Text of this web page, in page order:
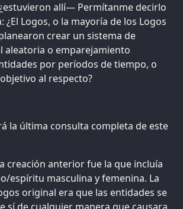
allí— Permítanme decirlo
¿El Logos, o la mayoría de los Logos
crear un sistema de
aleatoria o emparejamiento
por períodos de tiempo, o
al respecto?
la última consulta completa de este
creación anterior fue la que incluía
espíritu masculina y femenina. La
original era que las entidades se